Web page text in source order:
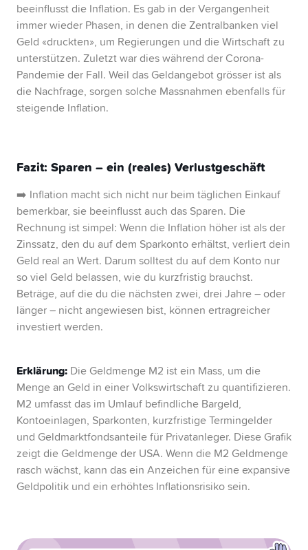
beeinflusst die Inflation. Es gab in der Vergangenheit
immer wieder Phasen, in denen die Zentralbanken viel
Geld «druckten», um Regierungen und die Wirtschaft zu
unterstützen. Zuletzt war dies während der Corona-
Pandemie der Fall. Weil das Geldangebot grösser ist als
die Nachfrage, sorgen solche Massnahmen ebenfalls für
steigende Inflation.
Fazit: Sparen – ein (reales) Verlustgeschäft
➡️ Inflation macht sich nicht nur beim täglichen Einkauf
bemerkbar, sie beeinflusst auch das Sparen. Die
Rechnung ist simpel: Wenn die Inflation höher ist als der
Zinssatz, den du auf dem Sparkonto erhältst, verliert dein
Geld real an Wert. Darum solltest du auf dem Konto nur
so viel Geld belassen, wie du kurzfristig brauchst.
Beträge, auf die du die nächsten zwei, drei Jahre – oder
länger – nicht angewiesen bist, können ertragreicher
investiert werden.
Erklärung: Die Geldmenge M2 ist ein Mass, um die
Menge an Geld in einer Volkswirtschaft zu quantifizieren.
M2 umfasst das im Umlauf befindliche Bargeld,
Kontoeinlagen, Sparkonten, kurzfristige Termingelder
und Geldmarktfondsanteile für Privatanleger. Diese Grafik
zeigt die Geldmenge der USA. Wenn die M2 Geldmenge
rasch wächst, kann das ein Anzeichen für eine expansive
Geldpolitik und ein erhöhtes Inflationsrisiko sein.